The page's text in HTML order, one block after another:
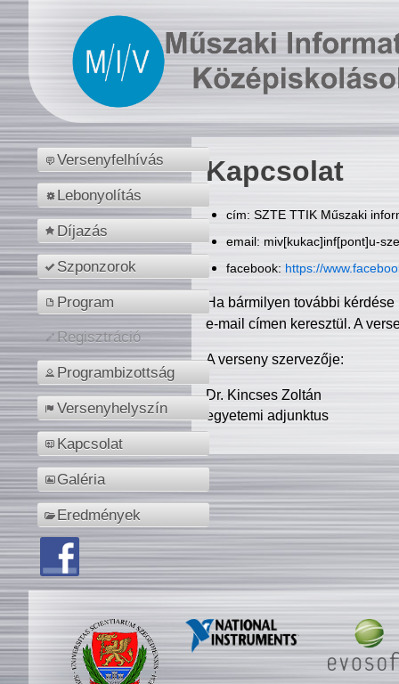
Versenyfelhívás
Lebonyolítás
Díjazás
Szponzorok
Program
Regisztráció
Programbizottság
Versenyhelyszín
Kapcsolat
Galéria
Eredmények
Kapcsolat
cím: SZTE TTIK Műszaki
email: miv[kukac]inf[pont]u-
facebook: https://
Ha bármilyen további
e-mail címen keresztül. A
A verseny szervezője:
Dr. Kincses Zoltán
egyetemi adjunktus